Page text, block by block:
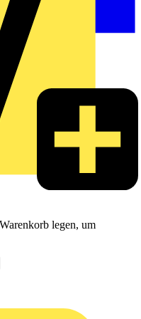
von Leitungen in ein
legen, um